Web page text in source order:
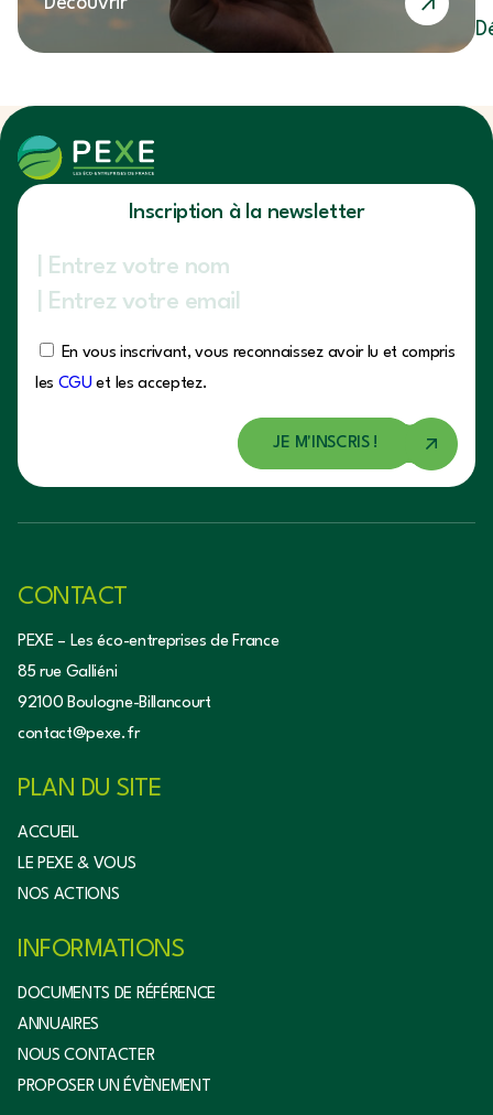
Inscription à la newsletter
En vous inscrivant, vous reconnaissez avoir lu et compris
les CGU et les acceptez.
CONTACT
PEXE – Les éco-entreprises de France
85 rue Galliéni
92100 Boulogne-Billancourt
contact@pexe.fr
PLAN DU SITE
ACCUEIL
LE PEXE & VOUS
NOS ACTIONS
INFORMATIONS
DOCUMENTS DE RÉFÉRENCE
ANNUAIRES
NOUS CONTACTER
PROPOSER UN ÉVÈNEMENT